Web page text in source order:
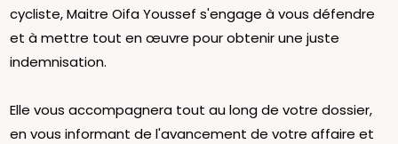
cycliste, Maitre Oifa Youssef s'engage à vous défendre
et à mettre tout en œuvre pour obtenir une juste
indemnisation.
Elle vous accompagnera tout au long de votre dossier,
en vous informant de l'avancement de votre affaire et